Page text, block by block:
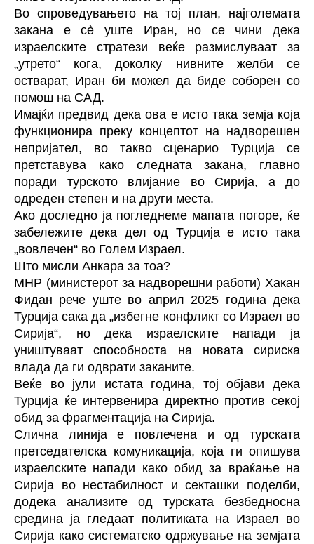
Во спроведувањето на тој план, најголемата
закана е сè уште Иран, но се чини дека
израелските стратези веќе размислуваат за
„утрето“ кога, доколку нивните желби се
остварат, Иран би можел да биде соборен со
помош на САД.
Имајќи предвид дека ова е исто така земја која
функционира преку концептот на надворешен
непријател, во такво сценарио Турција се
претставува како следната закана, главно
поради турското влијание во Сирија, а до
одреден степен и на други места.
Ако доследно ја погледнеме мапата погоре, ќе
забележите дека дел од Турција е исто така
„вовлечен“ во Голем Израел.
Што мисли Анкара за тоа?
МНР (министерот за надворешни работи) Хакан
Фидан рече уште во април 2025 година дека
Турција сака да „избегне конфликт со Израел во
Сирија“, но дека израелските напади ја
уништуваат способноста на новата сириска
влада да ги одврати заканите.
Веќе во јули истата година, тој објави дека
Турција ќе интервенира директно против секој
обид за фрагментација на Сирија.
Слична линија е повлечена и од турската
претседателска комуникација, која ги опишува
израелските напади како обид за враќање на
Сирија во нестабилност и секташки поделби,
додека анализите од турската безбедносна
средина ја гледаат политиката на Израел во
Сирија како систематско одржување на земјата